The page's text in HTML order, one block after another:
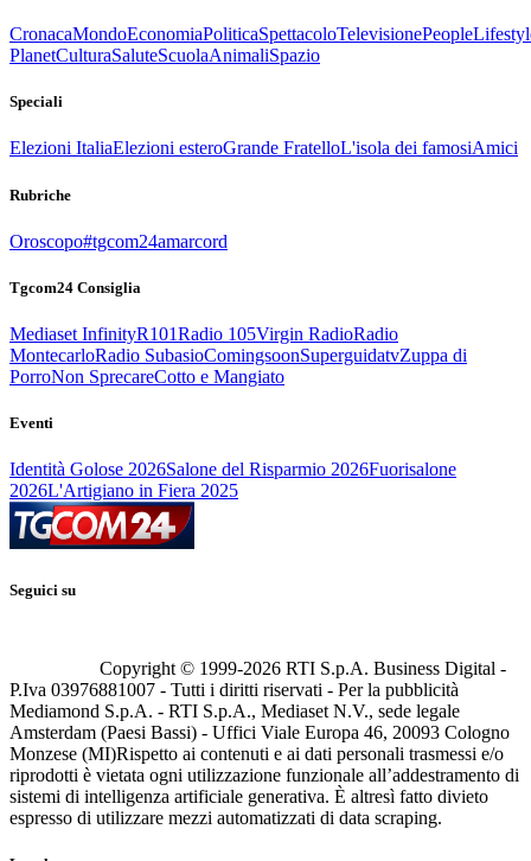
CronacaMondoEconomiaPoliticaSpettacoloTelevisionePeople
PlanetCulturaSaluteScuolaAnimaliSpazio
Speciali
Elezioni ItaliaElezioni esteroGrande FratelloL'isola dei famosiAmici
Rubriche
Oroscopo#tgcom24amarcord
Tgcom24 Consiglia
Mediaset InfinityR101Radio 105Virgin RadioRadio
MontecarloRadio SubasioComingsoonSuperguidatvZuppa di
PorroNon SprecareCotto e Mangiato
Eventi
Identità Golose 2026Salone del Risparmio 2026Fuorisalone
2026L'Artigiano in Fiera 2025
Seguici su
Copyright © 1999-2026 RTI S.p.A. Business Digital -
P.Iva 03976881007 - Tutti i diritti riservati - Per la pubblicità
Mediamond S.p.A. - RTI S.p.A., Mediaset N.V., sede legale
Amsterdam (Paesi Bassi) - Uffici Viale Europa 46, 20093 Cologno
Monzese (MI)Rispetto ai contenuti e ai dati personali trasmessi e/o
riprodotti è vietata ogni utilizzazione funzionale all’addestramento di
sistemi di intelligenza artificiale generativa. È altresì fatto divieto
espresso di utilizzare mezzi automatizzati di data scraping.